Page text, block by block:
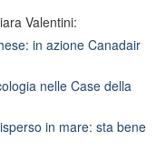
Valentini:
in azione Canadair
nelle Case della
in mare: sta bene